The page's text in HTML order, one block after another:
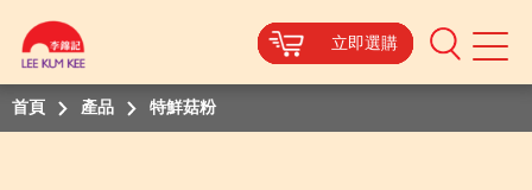
立即選購
Mobile
立即選購
立即選購
立即選購
立即選購
立即選購
立即選購
首頁 產品 特鮮菇粉